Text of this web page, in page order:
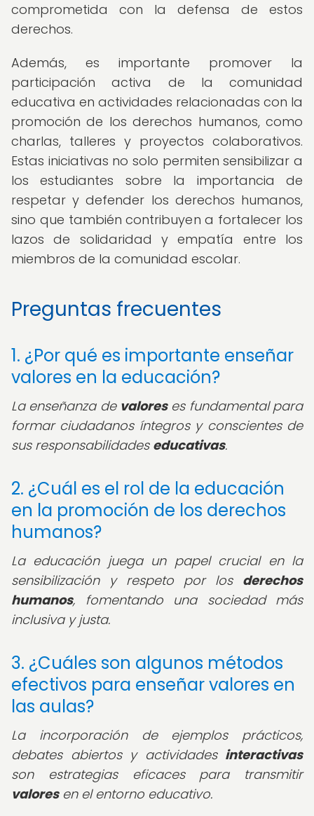
comprometida con la defensa de estos
derechos.
Además, es importante promover la
participación activa de la comunidad
educativa en actividades relacionadas con la
promoción de los derechos humanos, como
charlas, talleres y proyectos colaborativos.
Estas iniciativas no solo permiten sensibilizar a
los estudiantes sobre la importancia de
respetar y defender los derechos humanos,
sino que también contribuyen a fortalecer los
lazos de solidaridad y empatía entre los
miembros de la comunidad escolar.
Preguntas frecuentes
1. ¿Por qué es importante enseñar
valores en la educación?
La enseñanza de valoreses fundamental para
formar ciudadanos íntegros y conscientes de
sus responsabilidades educativas.
2. ¿Cuál es el rol de la educación
en la promoción de los derechos
humanos?
La educación juega un papel crucial en la
sensibilización y respeto por los derechos
humanos, fomentando una sociedad más
inclusiva y justa.
3. ¿Cuáles son algunos métodos
efectivos para enseñar valores en
las aulas?
La incorporación de ejemplos prácticos,
debates abiertos y actividades interactivas
son estrategias eficaces para transmitir
valoresen el entorno educativo.